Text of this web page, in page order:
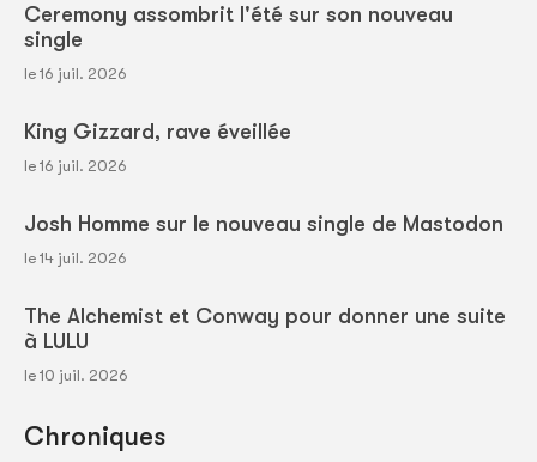
Ceremony assombrit l'été sur son nouveau
single
le 16 juil. 2026
King Gizzard, rave éveillée
le 16 juil. 2026
Josh Homme sur le nouveau single de Mastodon
le 14 juil. 2026
The Alchemist et Conway pour donner une suite
à LULU
le 10 juil. 2026
Chroniques